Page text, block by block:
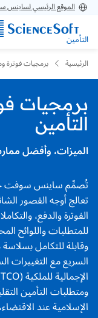
الموقع الرئيسي
التأمين
الرئيسية برمجيات فوترة
برمجيات
التأمين
الميزات، وأفضل
تُصمِّم ساينس سوفت
تعالج أوجه القصور
الفوترة والدفع،
للمتطلبات واللوائح
وقابلة للتكامل
السريع مع التغييرات
ومتطلبات التأمين
الإسلامية عند